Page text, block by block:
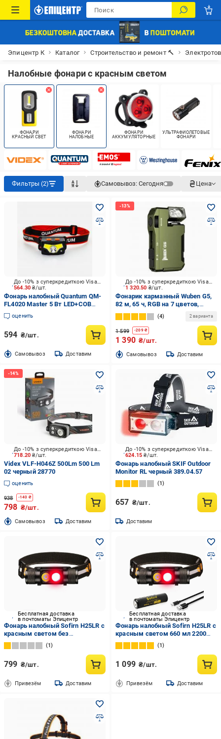
Эпицентр К Каталог Строительство и ремонт 🔨
Налобные фонари с красным светом
ФОНАРИ
КРАСНЫЙ СВЕТ
ФОНАРИ
НАЛОБНЫЕ
ФОНАРИ
АККУМУЛЯТОРНЫЕ
УЛЬТРАФИОЛЕТОВЫЕ
ФОНАРИ
Фильтры (2) Самовывоз: Сегодня Цена
564.30₴/шт.
До -10% з суперкредиткою Visa Вигода
Фонарь налобный Quantum QM-
FL4020 Master 5 Вт LED+COB
аккумуляторный с сенсором
300 Lm черный QM-FL4020
оценить
594 ₴/шт.
Cамовывоз Доставим
1 320.50 ₴/шт.
До -10% з суперкредиткою Visa Вигода
Фонарик карманный Wuben G5,
82 м, 65 ч, RGB на 7 цветов,
магнит, 450 мА·ч, EDC,
ультракомпактный Зеленый 400
Lm
4 2 варианта
1 599 -209₴
1 390 ₴/шт.
Cамовывоз Доставим
718.20₴/шт.
До -10% з суперкредиткою Visa Вигода
Videx VLF-H046Z 500Lm 500 Lm
02 черный 28770
оценить
938 -140 ₴
798 ₴/шт.
Cамовывоз Доставим
624.15₴/шт.
До -10% з суперкредиткою Visa Вигода
Фонарь налобный SKIF Outdoor
Monitor RL черный 389.04.57
1
657 ₴/шт.
Доставим
Бесплатная доставка
в почтоматы Эпицентр
Фонарь налобный Sofirn H25LR с
красным светом без
аккумулятрра 660 лм
1
799 ₴/шт.
Привезём Доставим
Бесплатная доставка
в почтоматы Эпицентр
Фонарь налобный Sofirn H25LR с
красным светом 660 мл 2200
мАч (10408810)
1
1 099 ₴/шт.
Привезём Доставим